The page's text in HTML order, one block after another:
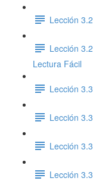
Lección
Lección
Lectura Fácil
Lección
Lección
Lección
Lección